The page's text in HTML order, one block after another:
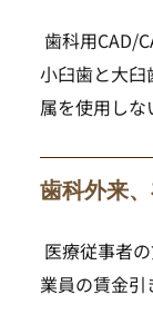
小臼歯と大
属を使用しな
歯科外来
業員の賃金引